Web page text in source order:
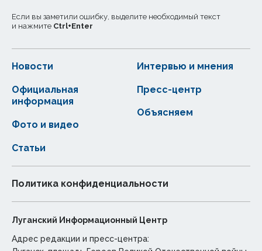
Если вы заметили ошибку, выделите необходимый текст
и нажмите Ctrl+Enter
Новости
Статьи
Официальная
информация
Интервью и мнения
Фото и видео
Пресс-центр
Объясняем
Политика конфиденциальности
Луганский Информационный Центр
Адрес редакции и пресс-центра: